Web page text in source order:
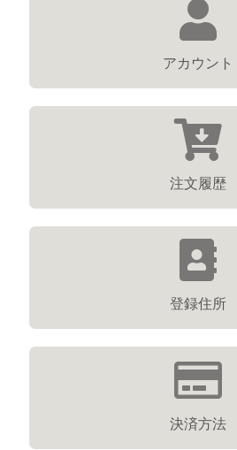
アカウント
注文履歴
登録住所
決済方法